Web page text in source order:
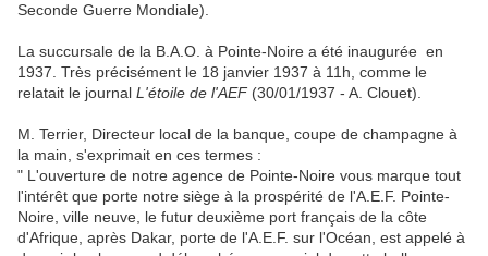
Seconde Guerre Mondiale).
La succursale de la B.A.O. à Pointe-Noire a été inaugurée en
1937. Très précisément le 18 janvier 1937 à 11h, comme le
relatait le journal L'étoile de l'AEF (30/01/1937 - A. Clouet).
M. Terrier, Directeur local de la banque, coupe de champagne à
la main, s'exprimait en ces termes :
" L'ouverture de notre agence de Pointe-Noire vous marque tout
l'intérêt que porte notre siège à la prospérité de l'A.E.F. Pointe-
Noire, ville neuve, le futur deuxième port français de la côte
d'Afrique, après Dakar, porte de l'A.E.F. sur l'Océan, est appelé à